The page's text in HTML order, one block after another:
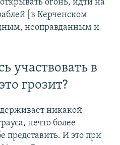
огонь, идти на
[в Керченском
неоправданным и
участвовать в
грозит?
никакой
нечто более
представить. И это при